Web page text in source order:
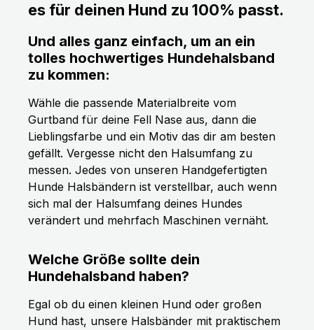
es für deinen Hund zu 100% passt.
Und alles ganz einfach, um an ein
tolles hochwertiges Hundehalsband
zu kommen:
Wähle die passende Materialbreite vom
Gurtband für deine Fell Nase aus, dann die
Lieblingsfarbe und ein Motiv das dir am besten
gefällt. Vergesse nicht den Halsumfang zu
messen. Jedes von unseren Handgefertigten
Hunde Halsbändern ist verstellbar, auch wenn
sich mal der Halsumfang deines Hundes
verändert und mehrfach Maschinen vernäht.
Welche Größe sollte dein
Hundehalsband haben?
Egal ob du einen kleinen Hund oder großen
Hund hast, unsere Halsbänder mit praktischem